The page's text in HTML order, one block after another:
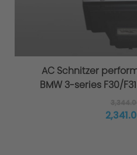
AC Schnitzer
BMW 3-series F30/